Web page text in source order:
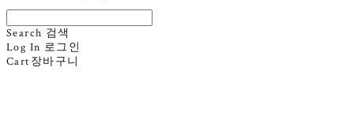
Search 검색
Log In 로그인
Cart 장바구니